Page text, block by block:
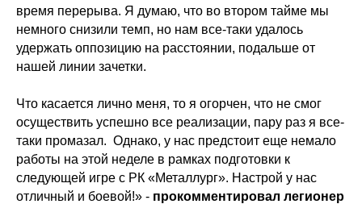
время перерыва. Я думаю, что во втором тайме мы
немного снизили темп, но нам все-таки удалось
удержать оппозицию на расстоянии, подальше от
нашей линии зачетки.
Что касается лично меня, то я огорчен, что не смог
осуществить успешно все реализации, пару раз я все-
таки промазал. Однако, у нас предстоит еще немало
работы на этой неделе в рамках подготовки к
следующей игре с РК «Металлург». Настрой у нас
отличный и боевой!» - прокомментировал легионер